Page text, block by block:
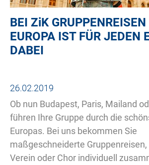
BEI ZiKGRUPPENREISEN
EUROPA IST FÜR JEDEN
DABEI
26.02.2019
Ob nun Budapest, Paris, Mailand
führen Ihre Gruppe durch die
Europas. Bei uns bekommen Sie
maßgeschneiderte
Verein oder Chor individuell